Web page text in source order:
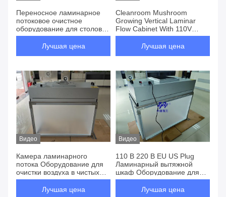
Переносное ламинарное
потоковое очистное
оборудование для столовой
мастерской
Лучшая цена
Cleanroom Mushroom
Growing Vertical Laminar
Flow Cabinet With 110V
Voltage 50Hz
Лучшая цена
Видео
Камера ламинарного
потока Оборудование для
очистки воздуха в чистых
помещениях с
напряжением 110 В 220 В
Лучшая цена
Видео
110 В 220 В EU US Plug
Ламинарный вытяжной
шкаф Оборудование для
очистки воздуха в чистых
помещенияхЛучшая цена